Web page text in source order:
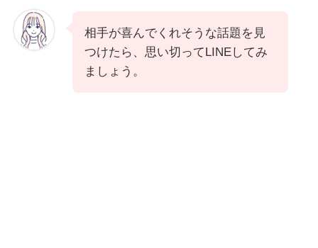
相手が喜んでくれそうな話題を見
つけたら、思い切ってLINEしてみ
ましょう。